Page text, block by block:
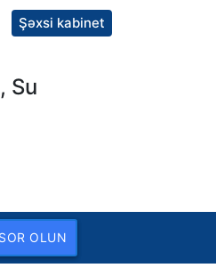
Şəxsi kabinet
Su
OLUN